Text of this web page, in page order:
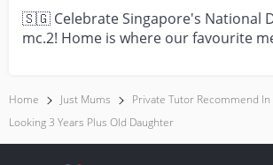
🇸🇬 Celebrate Singapore's National
mc.2! Home is where our favourite
Home Just Mums
Private Tutor Recommend
Looking 3 Years Plus Old Daughter